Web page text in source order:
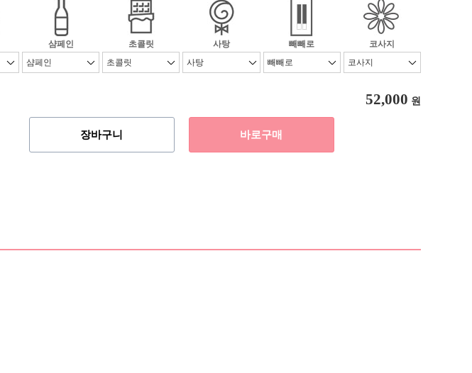
샴페인 초콜릿 사탕 빼빼로 코사지
52,000 원
장바구니 바로구매